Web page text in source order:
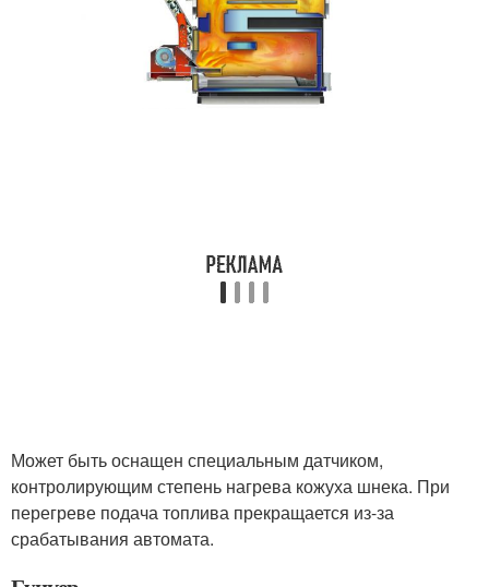
Может быть оснащен специальным датчиком,
контролирующим степень нагрева кожуха шнека. При
перегреве подача топлива прекращается из-за
срабатывания автомата.